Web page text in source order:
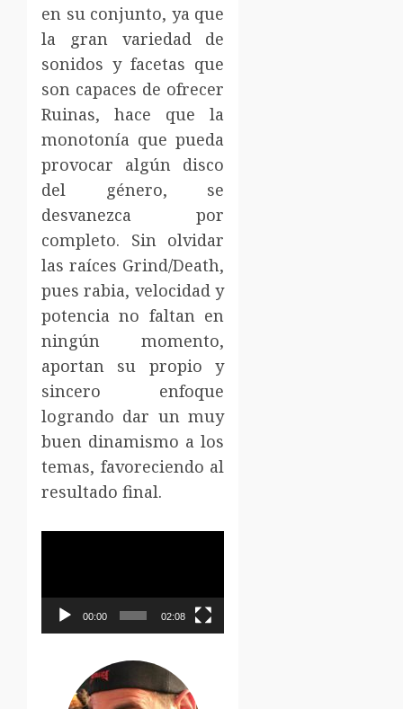
en su conjunto, ya que
la gran variedad de
sonidos y facetas que
son capaces de ofrecer
Ruinas, hace que la
monotonía que pueda
provocar algún disco
del género, se
desvanezca por
completo. Sin olvidar
las raíces Grind/Death,
pues rabia, velocidad y
potencia no faltan en
ningún momento,
aportan su propio y
sincero enfoque
logrando dar un muy
buen dinamismo a los
temas, favoreciendo al
resultado final.
vídeo
00:00 02:08